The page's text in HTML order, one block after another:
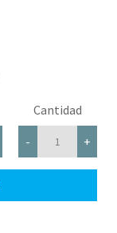
Cantidad
-
+